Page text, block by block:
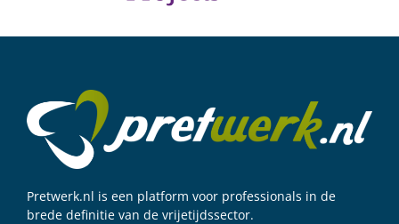
Pretwerk.nl is een platform voor professionals in de
brede definitie van de vrijetijdssector.